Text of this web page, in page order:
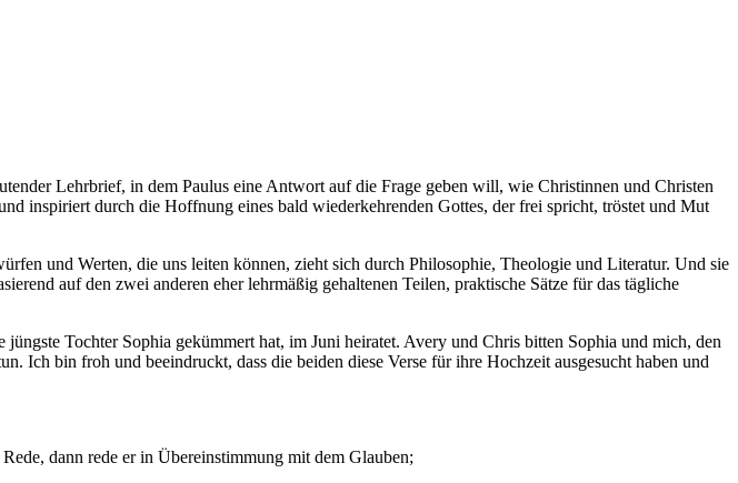
Lehrbrief, in dem Paulus eine Antwort auf die Frage geben will, wie Christinnen und Christen
inspiriert durch die Hoffnung eines bald wiederkehrenden Gottes, der frei spricht, tröstet und Mut
und Werten, die uns leiten können, zieht sich durch Philosophie, Theologie und Literatur. Und sie
auf den zwei anderen eher lehrmäßig gehaltenen Teilen, praktische Sätze für das tägliche
Tochter Sophia gekümmert hat, im Juni heiratet. Avery und Chris bitten Sophia und mich, den
Ich bin froh und beeindruckt, dass die beiden diese Verse für ihre Hochzeit ausgesucht haben und
dann rede er in Übereinstimmung mit dem Glauben;